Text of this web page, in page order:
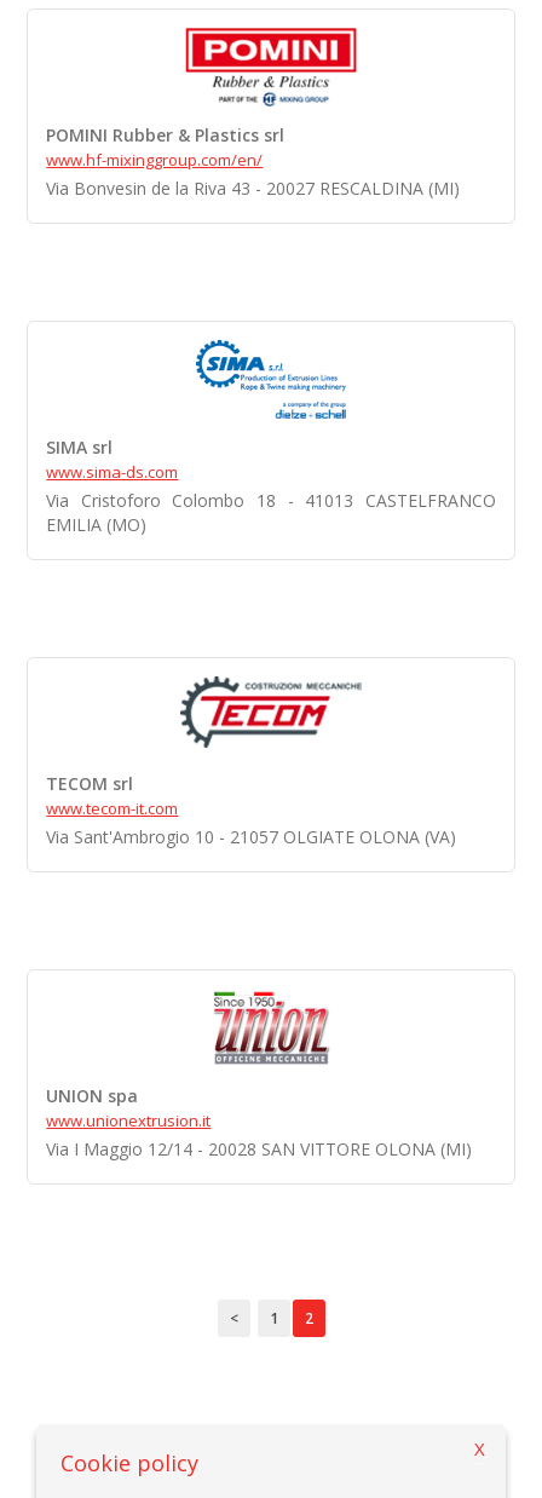
POMINI Rubber & Plastics srl
www.hf-mixinggroup.com/en/
Via Bonvesin de la Riva 43 - 20027 RESCALDINA (MI)
SIMA srl
www.sima-ds.com
Via Cristoforo Colombo 18 - 41013 CASTELFRANCO
EMILIA (MO)
TECOM srl
www.tecom-it.com
Via Sant'Ambrogio 10 - 21057 OLGIATE OLONA (VA)
UNION spa
www.unionextrusion.it
Via I Maggio 12/14 - 20028 SAN VITTORE OLONA (MI)
< 1 2
Cookie policy X